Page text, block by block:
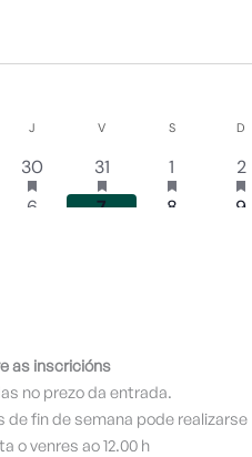
as inscricións
no prezo da entrada.
fin de semana pode realizarse
o venres ao 12.00 h